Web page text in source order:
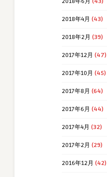
2018年4月 (43)
2018年2月 (39)
2017年12月 (47)
2017年10月 (45)
2017年8月 (64)
2017年6月 (44)
2017年4月 (32)
2017年2月 (29)
2016年12月 (42)